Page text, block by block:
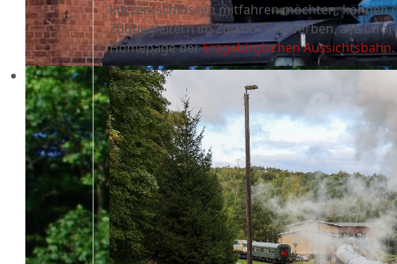
kurzentschlossen mitfahren möchten, können
Zugbegleitern im Zug noch erwerben, alle
Homepage derErzgebirgischen Aussichtsbahn